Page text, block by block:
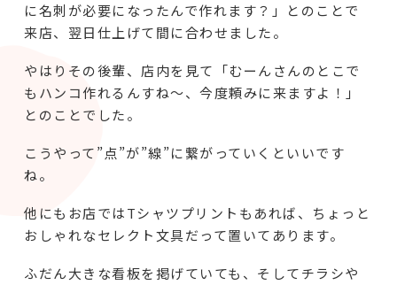
に名刺が必要になったんで作れます？」とのことで
来店、翌日仕上げて間に合わせました。
やはりその後輩、店内を見て「むーんさんのとこで
もハンコ作れるんすね～、今度頼みに来ますよ！」
とのことでした。
こうやって”点”が”線”に繋がっていくといいです
ね。
他にもお店ではTシャツプリントもあれば、ちょっと
おしゃれなセレクト文具だって置いてあります。
ふだん大きな看板を掲げていても、そしてチラシや